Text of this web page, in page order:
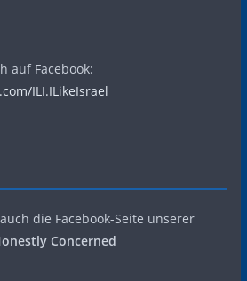
auf Facebook:
ILI.ILikeIsrael
die Facebook-Seite unserer
Concerned